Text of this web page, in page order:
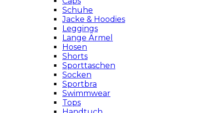
Schuhe
Jacke & Hoodies
Leggings
Lange Ärmel
Hosen
Shorts
Sporttaschen
Socken
Sportbra
Swimmwear
Tops